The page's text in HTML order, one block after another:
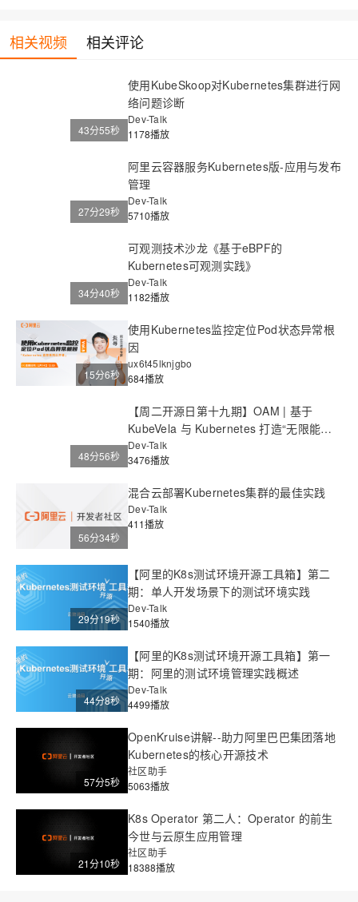
相关视频 相关评论
43分55秒
使用KubeSkoop对Kubernetes集群进行网
络问题诊断
Dev-Talk
1178播放
27分29秒
阿里云容器服务Kubernetes版-应用与发布
管理
Dev-Talk
5710播放
34分40秒
可观测技术沙龙《基于eBPF的
Kubernetes可观测实践》
Dev-Talk
1182播放
15分6秒
使用Kubernetes监控定位Pod状态异常根
因
ux6t45lknjgbo
684播放
48分56秒
【周二开源日第十九期】OAM | 基于
KubeVela 与 Kubernetes 打造“无限能力”
的开放 PaaS
Dev-Talk
3476播放
56分34秒
混合云部署Kubernetes集群的最佳实践
Dev-Talk
411播放
29分19秒
【阿里的K8s测试环境开源工具箱】第二
期：单人开发场景下的测试环境实践
Dev-Talk
1540播放
44分8秒
【阿里的K8s测试环境开源工具箱】第一
期：阿里的测试环境管理实践概述
Dev-Talk
4499播放
57分5秒
OpenKruise讲解--助力阿里巴巴集团落地
Kubernetes的核心开源技术
社区助手
5063播放
21分10秒
K8s Operator 第二人：Operator 的前生
今世与云原生应用管理
社区助手
18388播放